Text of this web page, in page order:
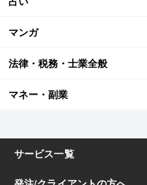
マンガ
法律・税務・士業全般
マネー・副業